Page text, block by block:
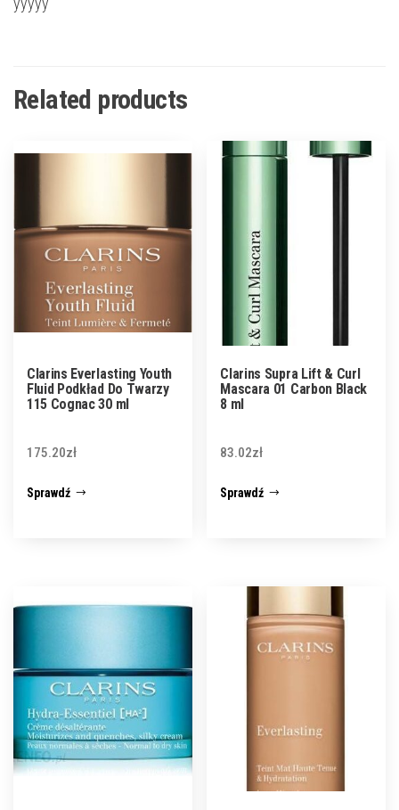
Related products
Clarins Everlasting Youth
Fluid Podkład Do Twarzy
115 Cognac 30 ml
175.20zł
Sprawdź
Clarins Supra Lift & Curl
Mascara 01 Carbon Black
8 ml
83.02zł
Sprawdź